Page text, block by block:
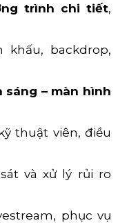
trình chi tiết,
backdrop,
sáng – màn hình
thuật viên, điều
và xử lý rủi ro
phục vụ